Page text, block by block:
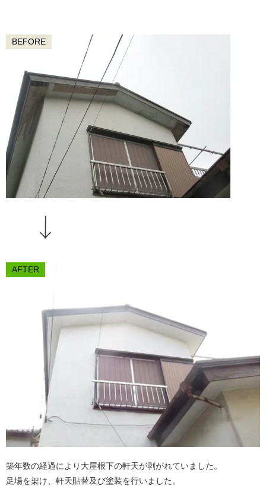
BEFORE
AFTER
築年数の経過により大屋根下の軒天が剥がれていました。
足場を架け、軒天貼替及び塗装を行いました。